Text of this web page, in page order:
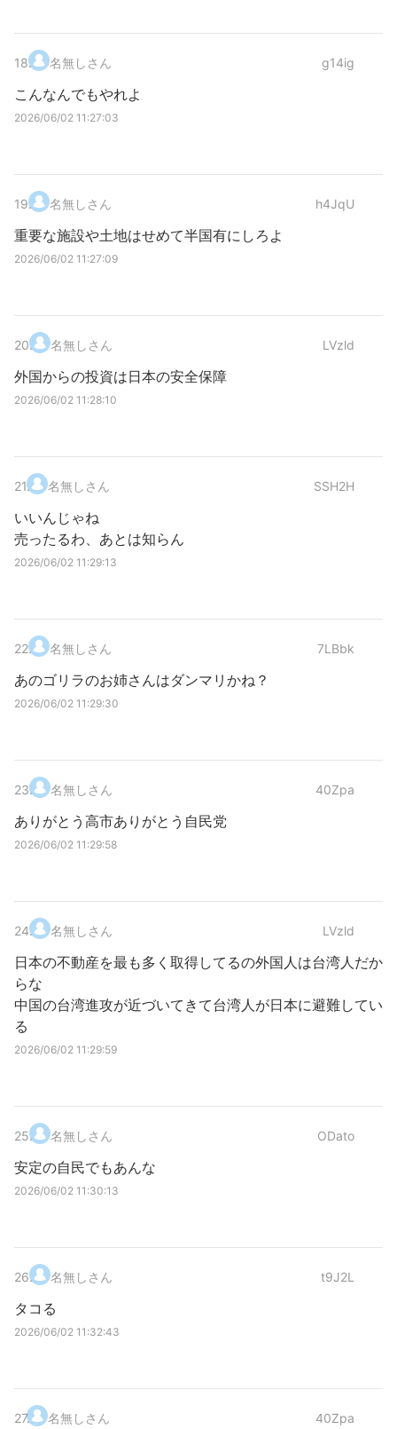
18. 名無しさん g14ig
こんなんでもやれよ
2026/06/02 11:27:03
19. 名無しさん h4JqU
重要な施設や土地はせめて半国有にしろよ
2026/06/02 11:27:09
20. 名無しさん LVzld
外国からの投資は日本の安全保障
2026/06/02 11:28:10
21. 名無しさん SSH2H
いいんじゃね
売ったるわ、あとは知らん
2026/06/02 11:29:13
22. 名無しさん 7LBbk
あのゴリラのお姉さんはダンマリかね？
2026/06/02 11:29:30
23. 名無しさん 40Zpa
ありがとう高市ありがとう自民党
2026/06/02 11:29:58
24. 名無しさん LVzld
日本の不動産を最も多く取得してるの外国人は台湾人だか
らな
中国の台湾進攻が近づいてきて台湾人が日本に避難してい
る
2026/06/02 11:29:59
25. 名無しさん ODato
安定の自民でもあんな
2026/06/02 11:30:13
26. 名無しさん t9J2L
タコる
2026/06/02 11:32:43
27. 名無しさん 40Zpa